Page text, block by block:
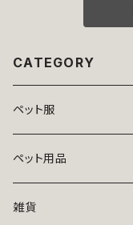
CATEGORY
ペット服
トップス
ニット
ボトムス
ペット用品
ベッド
雑貨